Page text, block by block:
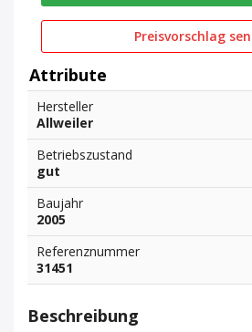
Preisvorschlag
Attribute
Hersteller
Allweiler
Betriebszustand
gut
Baujahr
2005
Referenznummer
31451
Beschreibung